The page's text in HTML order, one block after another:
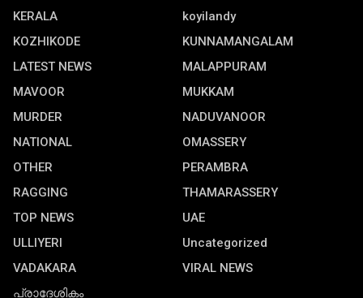
KERALA
koyilandy
KOZHIKODE
KUNNAMANGALAM
LATEST NEWS
MALAPPURAM
MAVOOR
MUKKAM
MURDER
NADUVANOOR
NATIONAL
OMASSERY
OTHER
PERAMBRA
RAGGING
THAMARASSERY
TOP NEWS
UAE
ULLIYERI
Uncategorized
VADAKARA
VIRAL NEWS
പ്രാദേശികം